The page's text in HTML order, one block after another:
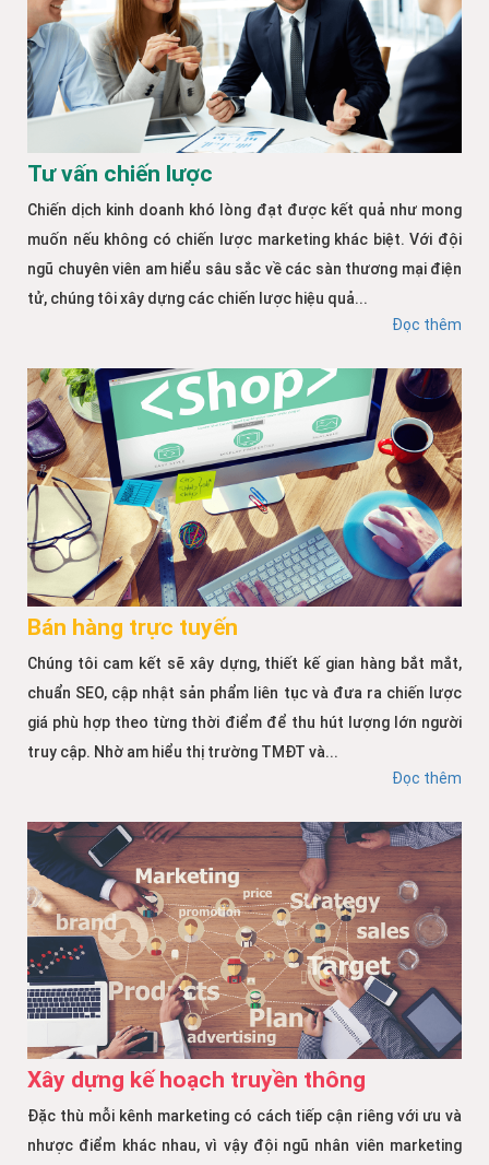
Tư vấn chiến lược
Chiến dịch kinh doanh khó lòng đạt được kết quả như mong
muốn nếu không có chiến lược marketing khác biệt. Với đội
ngũ chuyên viên am hiểu sâu sắc về các sàn thương mại điện
tử, chúng tôi xây dựng các chiến lược hiệu quả...
Đọc thêm
Bán hàng trực tuyến
Chúng tôi cam kết sẽ xây dựng, thiết kế gian hàng bắt mắt,
chuẩn SEO, cập nhật sản phẩm liên tục và đưa ra chiến lược
giá phù hợp theo từng thời điểm để thu hút lượng lớn người
truy cập. Nhờ am hiểu thị trường TMĐT và...
Đọc thêm
Xây dựng kế hoạch truyền thông
Đặc thù mỗi kênh marketing có cách tiếp cận riêng với ưu và
nhược điểm khác nhau, vì vậy đội ngũ nhân viên marketing